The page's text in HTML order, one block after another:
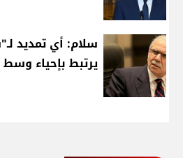
سلام: أي تمديد
يرتبط بإحياء